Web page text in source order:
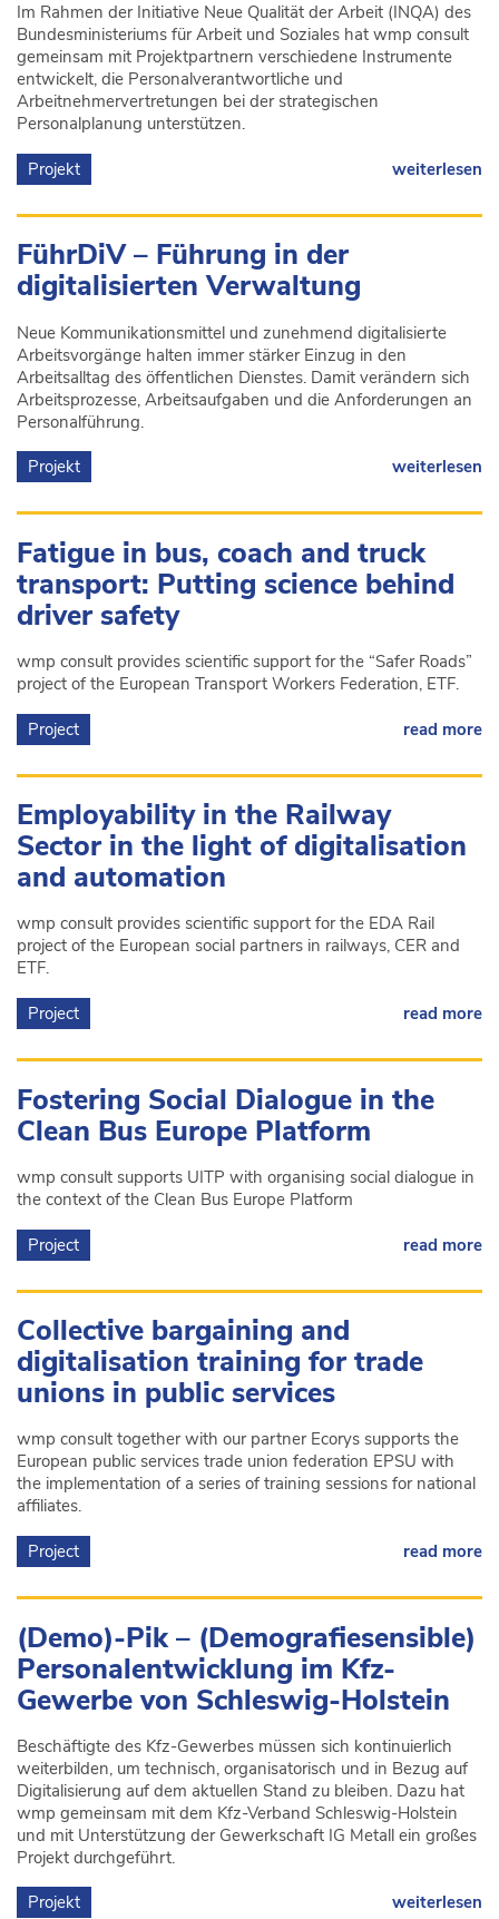
Im Rahmen der Initiative Neue Qualität der Arbeit (INQA) des
Bundesministeriums für Arbeit und Soziales hat wmp consult
gemeinsam mit Projektpartnern verschiedene Instrumente
entwickelt, die Personalverantwortliche und
Arbeitnehmervertretungen bei der strategischen
Personalplanung unterstützen.
Projekt weiterlesen
FührDiV – Führung in der
digitalisierten Verwaltung
Neue Kommunikationsmittel und zunehmend digitalisierte
Arbeitsvorgänge halten immer stärker Einzug in den
Arbeitsalltag des öffentlichen Dienstes. Damit verändern sich
Arbeitsprozesse, Arbeitsaufgaben und die Anforderungen an
Personalführung.
Projekt weiterlesen
Fatigue in bus, coach and truck
transport: Putting science behind
driver safety
wmp consult provides scientific support for the “Safer Roads”
project of the European Transport Workers Federation, ETF.
Project read more
Employability in the Railway
Sector in the light of digitalisation
and automation
wmp consult provides scientific support for the EDA Rail
project of the European social partners in railways, CER and
ETF.
Project read more
Fostering Social Dialogue in the
Clean Bus Europe Platform
wmp consult supports UITP with organising social dialogue in
the context of the Clean Bus Europe Platform
Project read more
Collective bargaining and
digitalisation training for trade
unions in public services
wmp consult together with our partner Ecorys supports the
European public services trade union federation EPSU with
the implementation of a series of training sessions for national
affiliates.
Project read more
(Demo)-Pik – (Demografiesensible)
Personalentwicklung im Kfz-
Gewerbe von Schleswig-Holstein
Beschäftigte des Kfz-Gewerbes müssen sich kontinuierlich
weiterbilden, um technisch, organisatorisch und in Bezug auf
Digitalisierung auf dem aktuellen Stand zu bleiben. Dazu hat
wmp gemeinsam mit dem Kfz-Verband Schleswig-Holstein
und mit Unterstützung der Gewerkschaft IG Metall ein großes
Projekt durchgeführt.
Projekt weiterlesen